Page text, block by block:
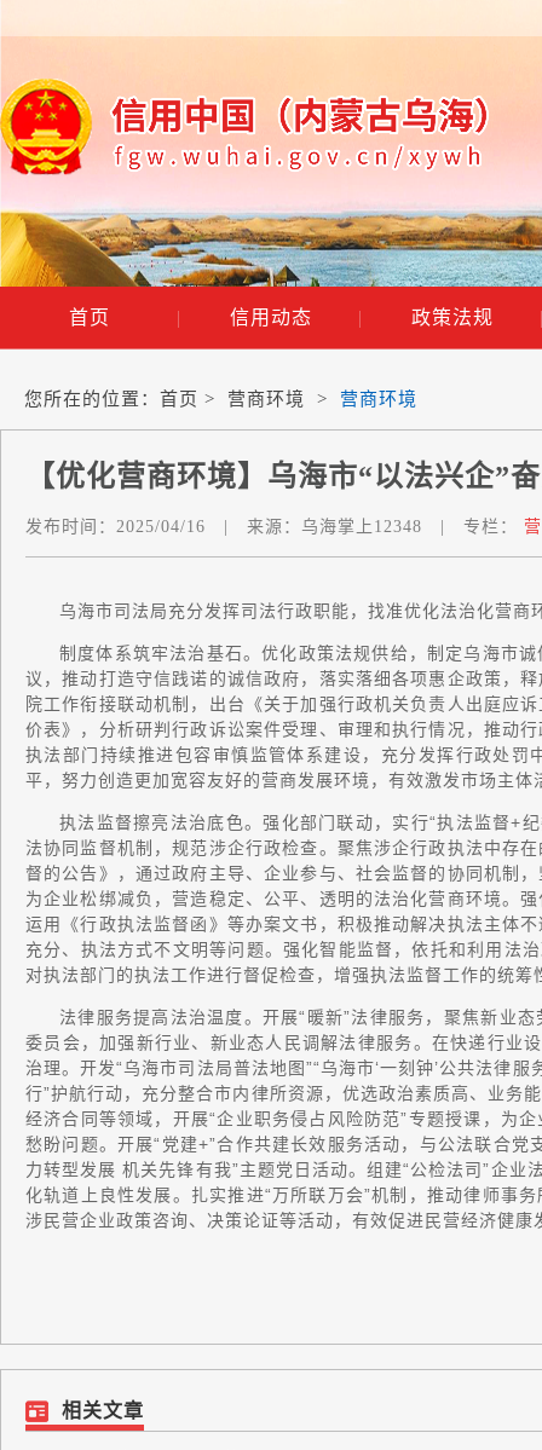
首页 | 信用动态 | 政策法规
您所在的位置： 首页 > 营商环境 > 营商环境
【优化营商环境】乌海市“以法兴企”
发布时间： 2025/04/16 来源： 乌海掌上12348 专栏：
乌海市司法局充分发挥司法行政职能，找准优化法治化营
制度体系筑牢法治基石。优化政策法规供给，制定乌海市
议，推动打造守信践诺的诚信政府，落实落细各项惠企政策，
院工作衔接联动机制，出台《关于加强行政机关负责人出庭应
价表》，分析研判行政诉讼案件受理、审理和执行情况，推动
执法部门持续推进包容审慎监管体系建设，充分发挥行政处
平，努力创造更加宽容友好的营商发展环境，有效激发市场主体
执法监督擦亮法治底色。强化部门联动，实行“执法监督+
法协同监督机制，规范涉企行政检查。聚焦涉企行政执法中存
督的公告》，通过政府主导、企业参与、社会监督的协同机制
为企业松绑减负，营造稳定、公平、透明的法治化营商环境。
运用《行政执法监督函》等办案文书，积极推动解决执法主体
充分、执法方式不文明等问题。强化智能监督，依托和利用法
对执法部门的执法工作进行督促检查，增强执法监督工作的统筹
法律服务提高法治温度。开展“暖新”法律服务，聚焦新业
委员会，加强新行业、新业态人民调解法律服务。在快递行业
治理。开发“乌海市司法局普法地图”“乌海市‘一刻钟’公共法律
行”护航行动，充分整合市内律所资源，优选政治素质高、业务
经济合同等领域，开展“企业职务侵占风险防范”专题授课，为
愁盼问题。开展“党建+”合作共建长效服务活动，与公法联合
力转型发展 机关先锋有我”主题党日活动。组建“公检法司”企
化轨道上良性发展。扎实推进“万所联万会”机制，推动律师事
涉民营企业政策咨询、决策论证等活动，有效促进民营经济健康
相关文章